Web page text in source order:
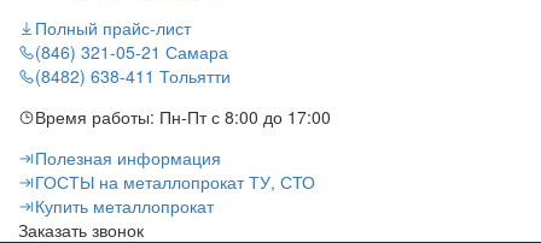
Полный прайс-лист
(846) 321-05-21 Самара
(8482) 638-411 Тольятти
Время работы: Пн-Пт с 8:00 до 17:00
Полезная информация
ГОСТЫ на металлопрокат ТУ, СТО
Купить металлопрокат
Заказать звонок